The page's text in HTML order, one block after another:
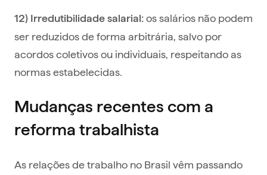
12) Irredutibilidade salarial: os salários não podem
ser reduzidos de forma arbitrária, salvo por
acordos coletivos ou individuais, respeitando as
normas estabelecidas.
Mudanças recentes com a
reforma trabalhista
As relações de trabalho no Brasil vêm passando